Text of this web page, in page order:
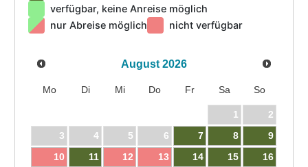
verfügbar, keine Anreise möglich
nur Abreise möglich
nicht verfügbar
August 2026
Mo Di Mi Do Fr Sa So
1
2
3
4 5 6 7 8
9
10
11 12 13 14 15
16